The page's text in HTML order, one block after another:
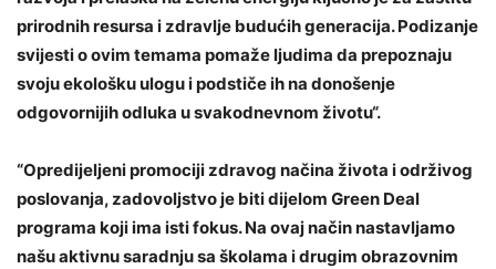
prirodnih resursa i zdravlje budućih generacija. Podizanje
svijesti o ovim temama pomaže ljudima da prepoznaju
svoju ekološku ulogu i podstiče ih na donošenje
odgovornijih odluka u svakodnevnom životu“.
“Opredijeljeni promociji zdravog načina života i održivog
poslovanja, zadovoljstvo je biti dijelom Green Deal
programa koji ima isti fokus. Na ovaj način nastavljamo
našu aktivnu saradnju sa školama i drugim obrazovnim